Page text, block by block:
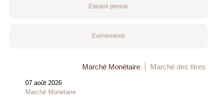
Espace presse
Evénements
Marché Monétaire Marché des titres
07 août 2026
Marché Monétaire